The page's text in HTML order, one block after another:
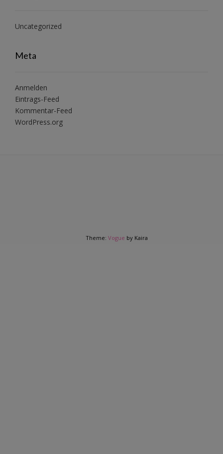
Uncategorized
Meta
Anmelden
Eintrags-Feed
Kommentar-Feed
WordPress.org
Theme: Vogue by Kaira